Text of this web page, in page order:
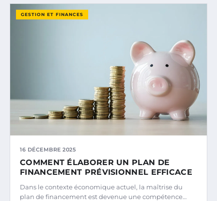
GESTION ET FINANCES
16 DÉCEMBRE 2025
COMMENT ÉLABORER UN PLAN DE
FINANCEMENT PRÉVISIONNEL EFFICACE
Dans le contexte économique actuel, la maîtrise du
plan de financement est devenue une compétence…